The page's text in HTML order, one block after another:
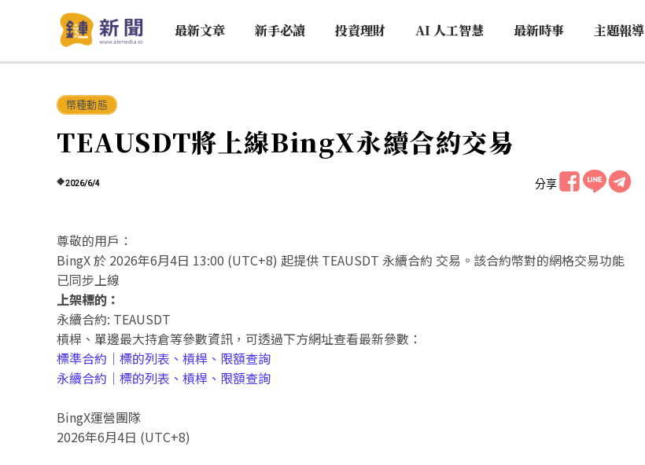
最新文章 新手必讀 投資理財 AI 人工智慧 最新時事 主題報導
幣種動態
TEAUSDT將上線BingX永續合約交易
2026/6/4 分享
尊敬的用戶：
BingX 於 2026年6月4日 13:00 (UTC+8) 起提供 TEAUSDT 永續合約 交易。該合約幣對的網格交易功能
已同步上線
上架標的：
永續合約: TEAUSDT
槓桿、單邊最大持倉等參數資訊，可透過下方網址查看最新參數：
標準合約｜標的列表、槓桿、限額查詢
永續合約｜標的列表、槓桿、限額查詢
BingX運營團隊
2026年6月4日 (UTC+8)